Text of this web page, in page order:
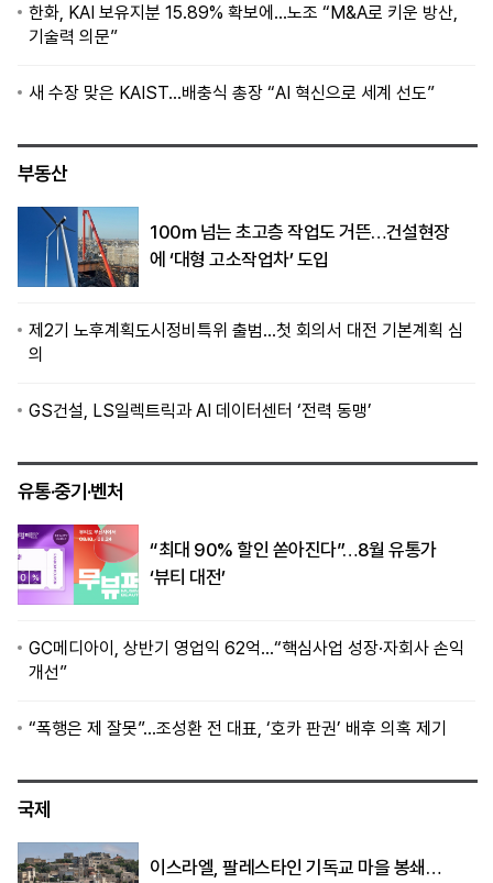
한화, KAI 보유지분 15.89% 확보에…노조 “M&A로 키운 방산,
기술력 의문”
새 수장 맞은 KAIST…배충식 총장 “AI 혁신으로 세계 선도”
부동산
100m 넘는 초고층 작업도 거뜬…건설현장
에 ‘대형 고소작업차’ 도입
제2기 노후계획도시정비특위 출범…첫 회의서 대전 기본계획 심
의
GS건설, LS일렉트릭과 AI 데이터센터 ‘전력 동맹’
유통·중기·벤처
“최대 90% 할인 쏟아진다”…8월 유통가
‘뷰티 대전’
GC메디아이, 상반기 영업익 62억…“핵심사업 성장·자회사 손익
개선”
“폭행은 제 잘못”…조성환 전 대표, ‘호카 판권’ 배후 의혹 제기
국제
이스라엘, 팔레스타인 기독교 마을 봉쇄…